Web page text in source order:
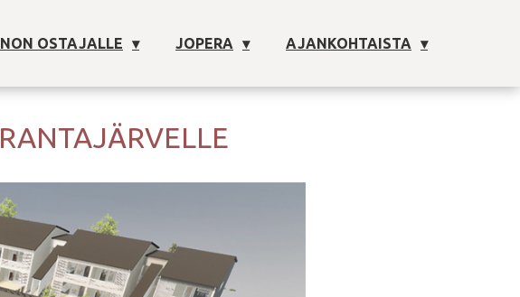
OSTAJALLE JOPERA AJANKOHTAISTA